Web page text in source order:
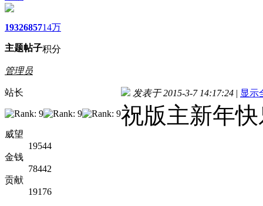
1932
主题
6857
帖子
14万
积分
管理员
站长
威望
19544
金钱
78442
贡献
19176
发表于 2015-3-7 14:17:24 | 显示
祝版主新年